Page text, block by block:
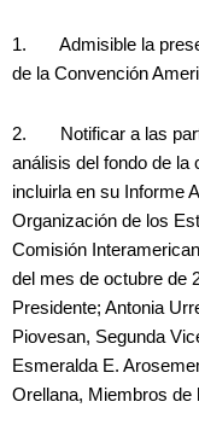
1. Admisible la
de la Convención
2. Notificar a las
análisis del fondo de la
incluirla en su Informe
Organización de los
Comisión
del mes de octubre de
Presidente; Antonia
Piovesan, Segunda
Esmeralda E.
Orellana, Miembros de